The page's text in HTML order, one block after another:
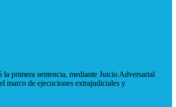
primera sentencia, mediante Juicio Adversarial
marco de ejecuciones extrajudiciales y